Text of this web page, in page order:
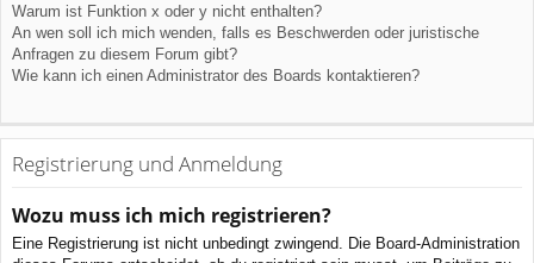
Warum ist Funktion x oder y nicht enthalten?
An wen soll ich mich wenden, falls es Beschwerden oder juristische
Anfragen zu diesem Forum gibt?
Wie kann ich einen Administrator des Boards kontaktieren?
Registrierung und Anmeldung
Wozu muss ich mich registrieren?
Eine Registrierung ist nicht unbedingt zwingend. Die Board-Administration